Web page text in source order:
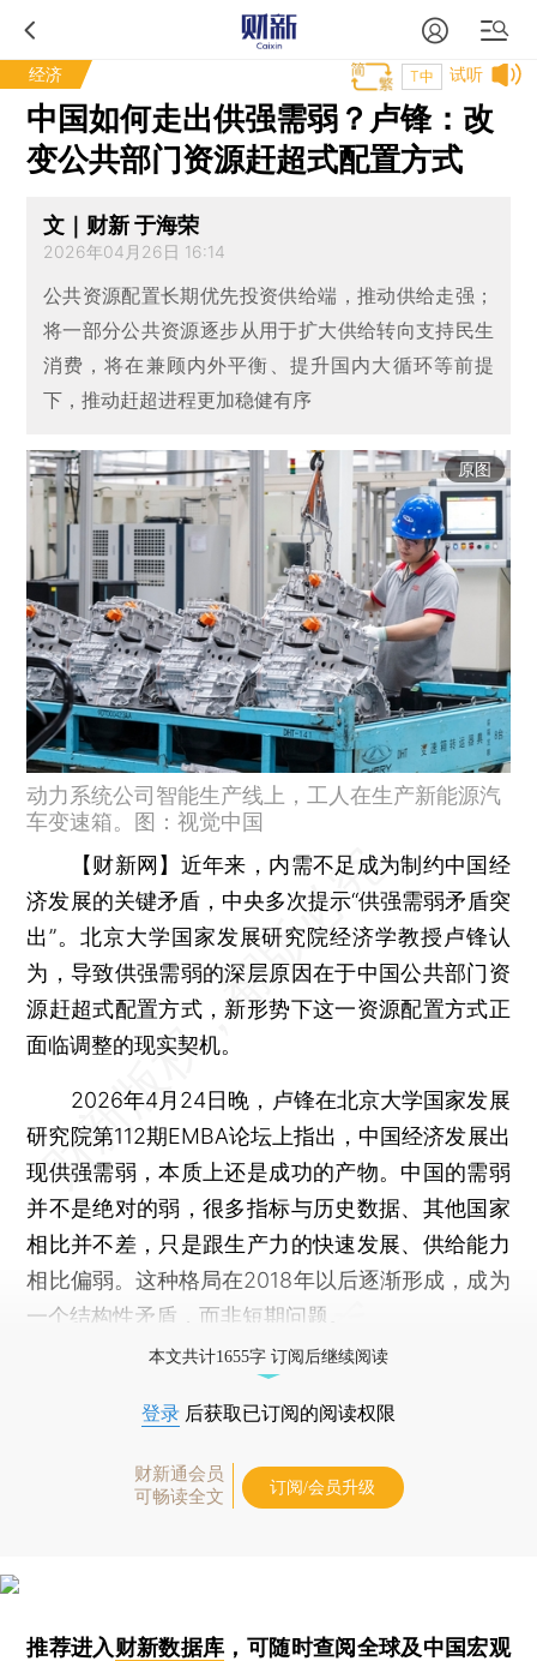
经济 试听
T中
中国如何走出供强需弱？卢锋：改
变公共部门资源赶超式配置方式
文｜财新 于海荣
2026年04月26日 16:14
公共资源配置长期优先投资供给端，推动供给走强；
将一部分公共资源逐步从用于扩大供给转向支持民生
消费，将在兼顾内外平衡、提升国内大循环等前提
下，推动赶超进程更加稳健有序
原图
动力系统公司智能生产线上，工人在生产新能源汽
车变速箱。图：视觉中国
【财新网】 近年来，内需不足成为制约中国经
济发展的关键矛盾，中央多次提示“供强需弱矛盾突
出”。北京大学国家发展研究院经济学教授卢锋认
为，导致供强需弱的深层原因在于中国公共部门资
源赶超式配置方式，新形势下这一资源配置方式正
面临调整的现实契机。
2026年4月24日晚，卢锋在北京大学国家发展
研究院第112期EMBA论坛上指出，中国经济发展出
现供强需弱，本质上还是成功的产物。中国的需弱
并不是绝对的弱，很多指标与历史数据、其他国家
相比并不差，只是跟生产力的快速发展、供给能力
相比偏弱。这种格局在2018年以后逐渐形成，成为
一个结构性矛盾，而非短期问题。
本文共计1655字 订阅后继续阅读
登录 后获取已订阅的阅读权限
财新通会员
可畅读全文
订阅/会员升级
推荐进入财新数据库 ，可随时查阅全球及中国宏观